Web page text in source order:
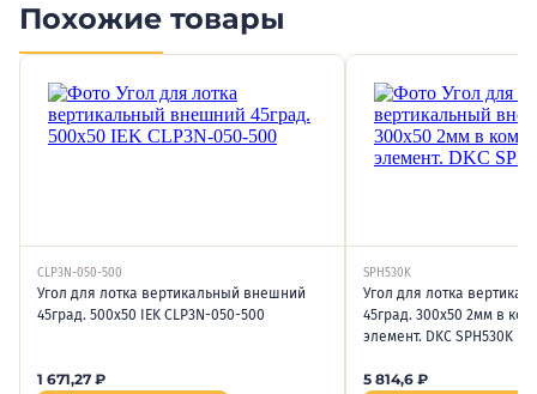
Похожие товары
CLP3N-050-500
Угол для лотка вертикальный внешний
45град. 500х50 IEK CLP3N-050-500
1 671,27 ₽
SPH530K
Угол для лотка
45град. 300х50 2мм в
элемент. DKC SPH530K
5 814,6 ₽